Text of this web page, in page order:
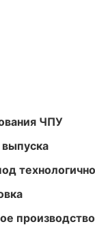
ЧПУ
производство